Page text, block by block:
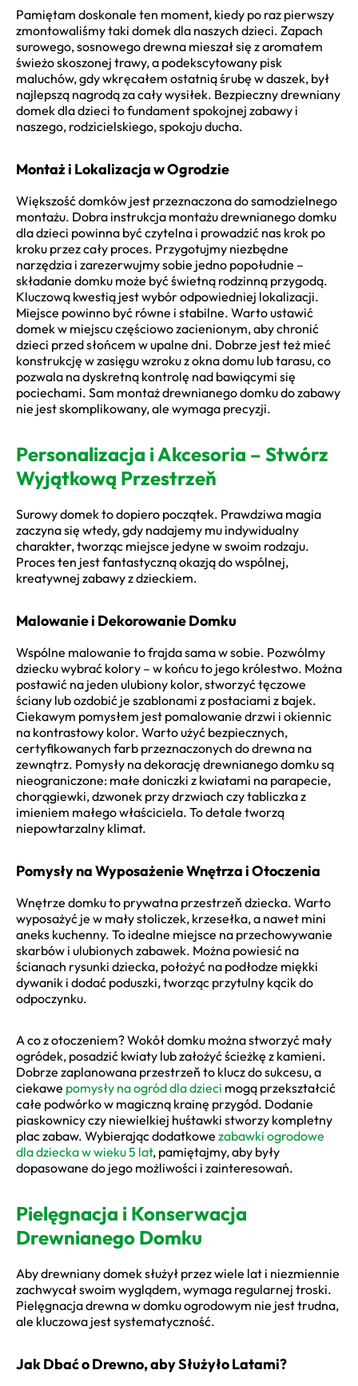
Pamiętam doskonale ten moment, kiedy po raz pierwszy
zmontowaliśmy taki domek dla naszych dzieci. Zapach
surowego, sosnowego drewna mieszał się z aromatem
świeżo skoszonej trawy, a podekscytowany pisk
maluchów, gdy wkręcałem ostatnią śrubę w daszek, był
najlepszą nagrodą za cały wysiłek. Bezpieczny drewniany
domek dla dzieci to fundament spokojnej zabawy i
naszego, rodzicielskiego, spokoju ducha.
Montaż i Lokalizacja w Ogrodzie
Większość domków jest przeznaczona do samodzielnego
montażu. Dobra instrukcja montażu drewnianego domku
dla dzieci powinna być czytelna i prowadzić nas krok po
kroku przez cały proces. Przygotujmy niezbędne
narzędzia i zarezerwujmy sobie jedno popołudnie –
składanie domku może być świetną rodzinną przygodą.
Kluczową kwestią jest wybór odpowiedniej lokalizacji.
Miejsce powinno być równe i stabilne. Warto ustawić
domek w miejscu częściowo zacienionym, aby chronić
dzieci przed słońcem w upalne dni. Dobrze jest też mieć
konstrukcję w zasięgu wzroku z okna domu lub tarasu, co
pozwala na dyskretną kontrolę nad bawiącymi się
pociechami. Sam montaż drewnianego domku do zabawy
nie jest skomplikowany, ale wymaga precyzji.
Personalizacja i Akcesoria – Stwórz
Wyjątkową Przestrzeň
Surowy domek to dopiero początek. Prawdziwa magia
zaczyna się wtedy, gdy nadajemy mu indywidualny
charakter, tworząc miejsce jedyne w swoim rodzaju.
Proces ten jest fantastyczną okazją do wspólnej,
kreatywnej zabawy z dzieckiem.
Malowanie i Dekorowanie Domku
Wspólne malowanie to frajda sama w sobie. Pozwólmy
dziecku wybrać kolory – w końcu to jego królestwo. Można
postawić na jeden ulubiony kolor, stworzyć tęczowe
ściany lub ozdobić je szablonami z postaciami z bajek.
Ciekawym pomysłem jest pomalowanie drzwi i okiennic
na kontrastowy kolor. Warto użyć bezpiecznych,
certyfikowanych farb przeznaczonych do drewna na
zewnątrz. Pomysły na dekorację drewnianego domku są
nieograniczone: małe doniczki z kwiatami na parapecie,
chorągiewki, dzwonek przy drzwiach czy tabliczka z
imieniem małego właściciela. To detale tworzą
niepowtarzalny klimat.
Pomysły na Wyposażenie Wnętrza i Otoczenia
Wnętrze domku to prywatna przestrzeň dziecka. Warto
wyposażyć je w mały stoliczek, krzesełka, a nawet mini
aneks kuchenny. To idealne miejsce na przechowywanie
skarbów i ulubionych zabawek. Można powiesić na
ścianach rysunki dziecka, położyć na podłodze miękki
dywanik i dodać poduszki, tworząc przytulny kącik do
odpoczynku.
A co z otoczeniem? Wokół domku można stworzyć mały
ogródek, posadzić kwiaty lub założyć ścieżkę z kamieni.
Dobrze zaplanowana przestrzeň to klucz do sukcesu, a
ciekawe pomysły na ogród dla dzieci mogą przekształcić
całe podwórko w magiczną krainę przygód. Dodanie
piaskownicy czy niewielkiej huśtawki stworzy kompletny
plac zabaw. Wybierając dodatkowe zabawki ogrodowe
dla dziecka w wieku 5 lat, pamiętajmy, aby były
dopasowane do jego możliwości i zainteresowań.
Pielęgnacja i Konserwacja
Drewnianego Domku
Aby drewniany domek służył przez wiele lat i niezmiennie
zachwycał swoim wyglądem, wymaga regularnej troski.
Pielęgnacja drewna w domku ogrodowym nie jest trudna,
ale kluczowa jest systematyczność.
Jak Dbać o Drewno, aby Służyło Latami?